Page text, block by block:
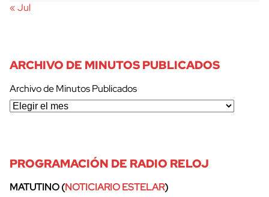
« Jul
ARCHIVO DE MINUTOS PUBLICADOS
Archivo de Minutos Publicados
PROGRAMACIÓN DE RADIO RELOJ
MATUTINO (NOTICIARIO ESTELAR)